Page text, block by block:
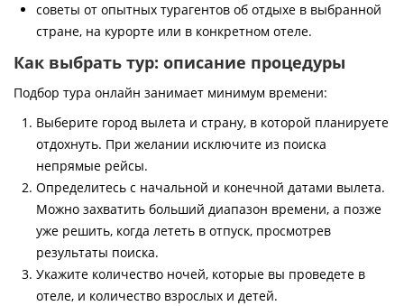
советы от опытных турагентов об отдыхе в выбранной
стране, на курорте или в конкретном отеле.
Как выбрать тур: описание процедуры
Подбор тура онлайн занимает минимум времени:
Выберите город вылета и страну, в которой планируете
отдохнуть. При желании исключите из поиска
непрямые рейсы.
Определитесь с начальной и конечной датами вылета.
Можно захватить больший диапазон времени, а позже
уже решить, когда лететь в отпуск, просмотрев
результаты поиска.
Укажите количество ночей, которые вы проведете в
отеле, и количество взрослых и детей.